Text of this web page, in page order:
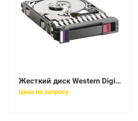
Жесткий диск Western Digital Scorpio 60Gb (U100/5400/8Mb) IDE 2,5"(WD600UE-00KVT0)
Цена по запросу